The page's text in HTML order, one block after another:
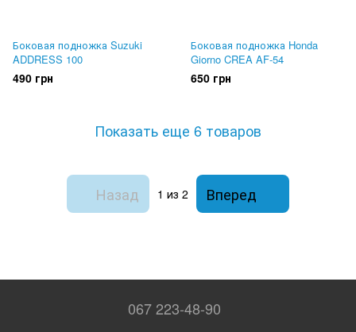
Боковая подножка Suzuki
ADDRESS 100
490 грн
Боковая подножка Honda
Giorno CREA AF-54
650 грн
Показать еще 6 товаров
Назад 1 из 2 Вперед
067 223-48-90